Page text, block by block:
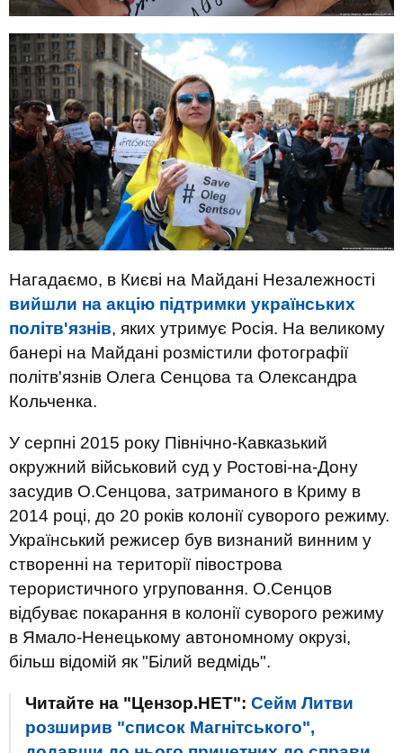
Нагадаємо, в Києві на Майдані Незалежності
вийшли на акцію підтримки українських
політв'язнів, яких утримує Росія. На великому
банері на Майдані розмістили фотографії
політв'язнів Олега Сенцова та Олександра
Кольченка.
У серпні 2015 року Північно-Кавказький
окружний військовий суд у Ростові-на-Дону
засудив О.Сенцова, затриманого в Криму в
2014 році, до 20 років колонії суворого режиму.
Український режисер був визнаний винним у
створенні на території півострова
терористичного угруповання. О.Сенцов
відбуває покарання в колонії суворого режиму
в Ямало-Ненецькому автономному окрузі,
більш відомій як "Білий ведмідь".
Читайте на "Цензор.НЕТ": Сейм Литви
розширив "список Магнітського",